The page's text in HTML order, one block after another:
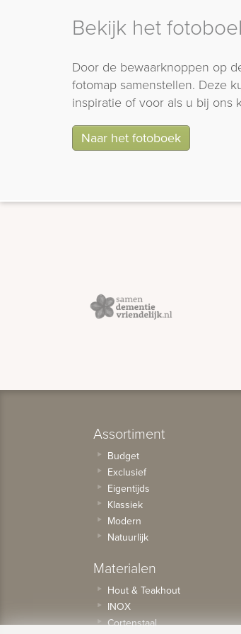
Bekijk het
Door de bewaarknoppen op
fotomap samenstellen. Deze
inspiratie of voor als u bij ons
Naar het fotoboek
Assortiment
Budget
Exclusief
Eigentijds
Klassiek
Modern
Natuurlijk
Materialen
Hout & Teakhout
INOX
Cortenstaal